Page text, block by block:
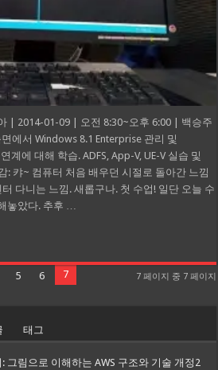
| 2014-01-09 | 오전 8:30~오후 6:00 | 백승주
에서 Windows 8.1 Enterprise 관리 및
계에 대해 학습. ADFS, App-V, UE-V 실습 및
: 캬~ 컴퓨터 처음 배우던 시절로 돌아간 느낌
다니는 느낌. 새롭구나. 첫 수업! 일단 오늘 수
놓았다. 추후 …
7 페이지 중 7 페이지
5 6 7
태그
그림으로 이해하는 AWS 구조와 기술 개정2